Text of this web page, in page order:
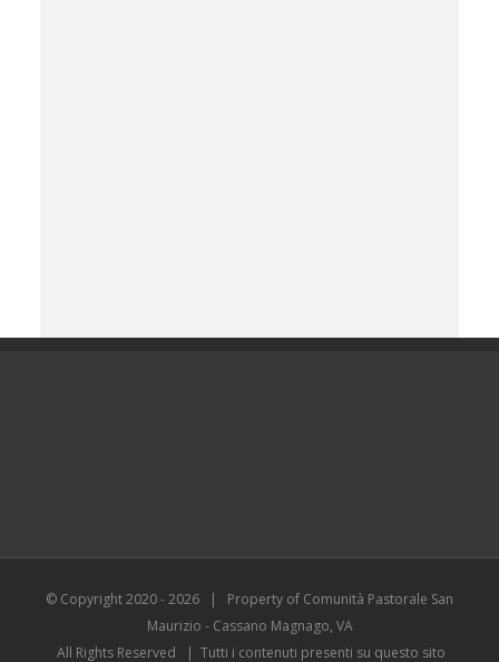
© Copyright 2020 -2026 | Property of Comunità Pastorale San
Maurizio - Cassano Magnago, VA
All Rights Reserved | Tutti i contenuti presenti su questo sito